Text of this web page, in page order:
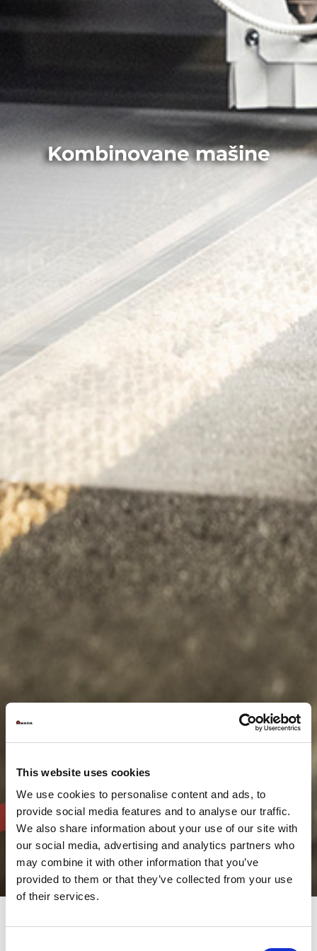
This website uses cookies
We use cookies to personalise content and ads, to
provide social media features and to analyse our traffic.
We also share information about your use of our site with
our social media, advertising and analytics partners who
may combine it with other information that you’ve
provided to them or that they’ve collected from your use
of their services.
Kombinovane mašine